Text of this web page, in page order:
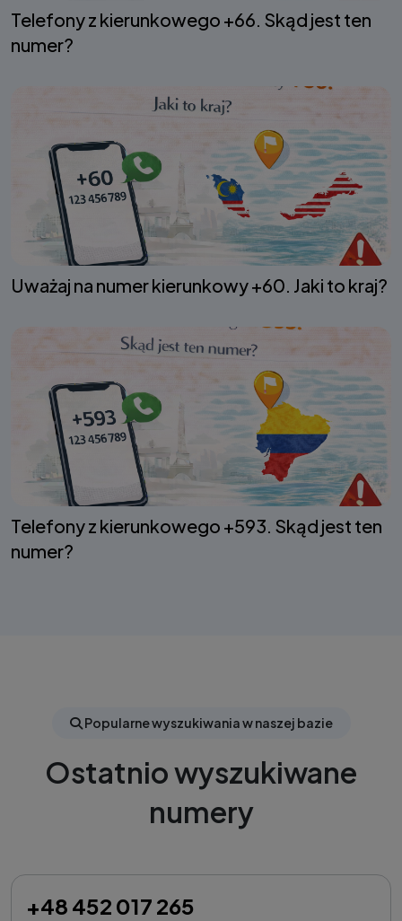
Telefony z kierunkowego +66. Skąd jest ten
numer?
Uważaj na numer kierunkowy +60. Jaki to kraj?
Telefony z kierunkowego +593. Skąd jest ten
numer?
Popularne wyszukiwania w naszej bazie
Ostatnio wyszukiwane
numery
+48 452 017 265